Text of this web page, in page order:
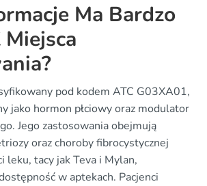
Ma Bardzo
pod kodem ATC G03XA01,
jako hormon płciowy oraz modulator
Jego zastosowania obejmują
oraz choroby fibrocystycznej
leku, tacy jak Teva i Mylan,
w aptekach. Pacjenci